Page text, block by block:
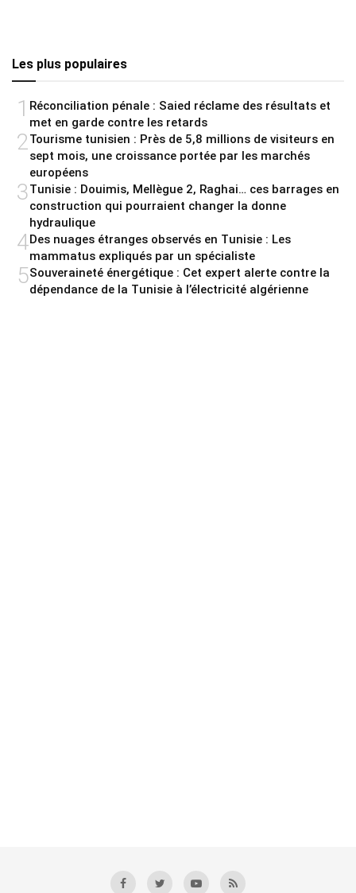
Les plus populaires
1 Réconciliation pénale : Saied réclame des résultats et
met en garde contre les retards
2 Tourisme tunisien : Près de 5,8 millions de visiteurs en
sept mois, une croissance portée par les marchés
européens
3Tunisie : Douimis, Mellègue 2, Raghai… ces barrages en
construction qui pourraient changer la donne
hydraulique
4Des nuages étranges observés en Tunisie : Les
mammatus expliqués par un spécialiste
5Souveraineté énergétique : Cet expert alerte contre la
dépendance de la Tunisie à l’électricité algérienne